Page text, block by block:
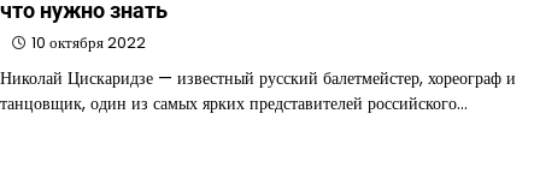
что нужно знать
10 октября 2022
Николай Цискаридзе — известный русский балетмейстер, хореограф и
танцовщик, один из самых ярких представителей российского…